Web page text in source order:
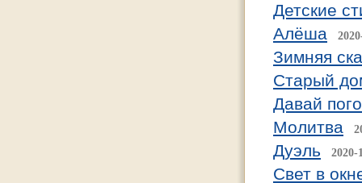
Детские
Алёша
Зимняя
Старый
Давай
Молитва
Дуэль 2020-
Свет в